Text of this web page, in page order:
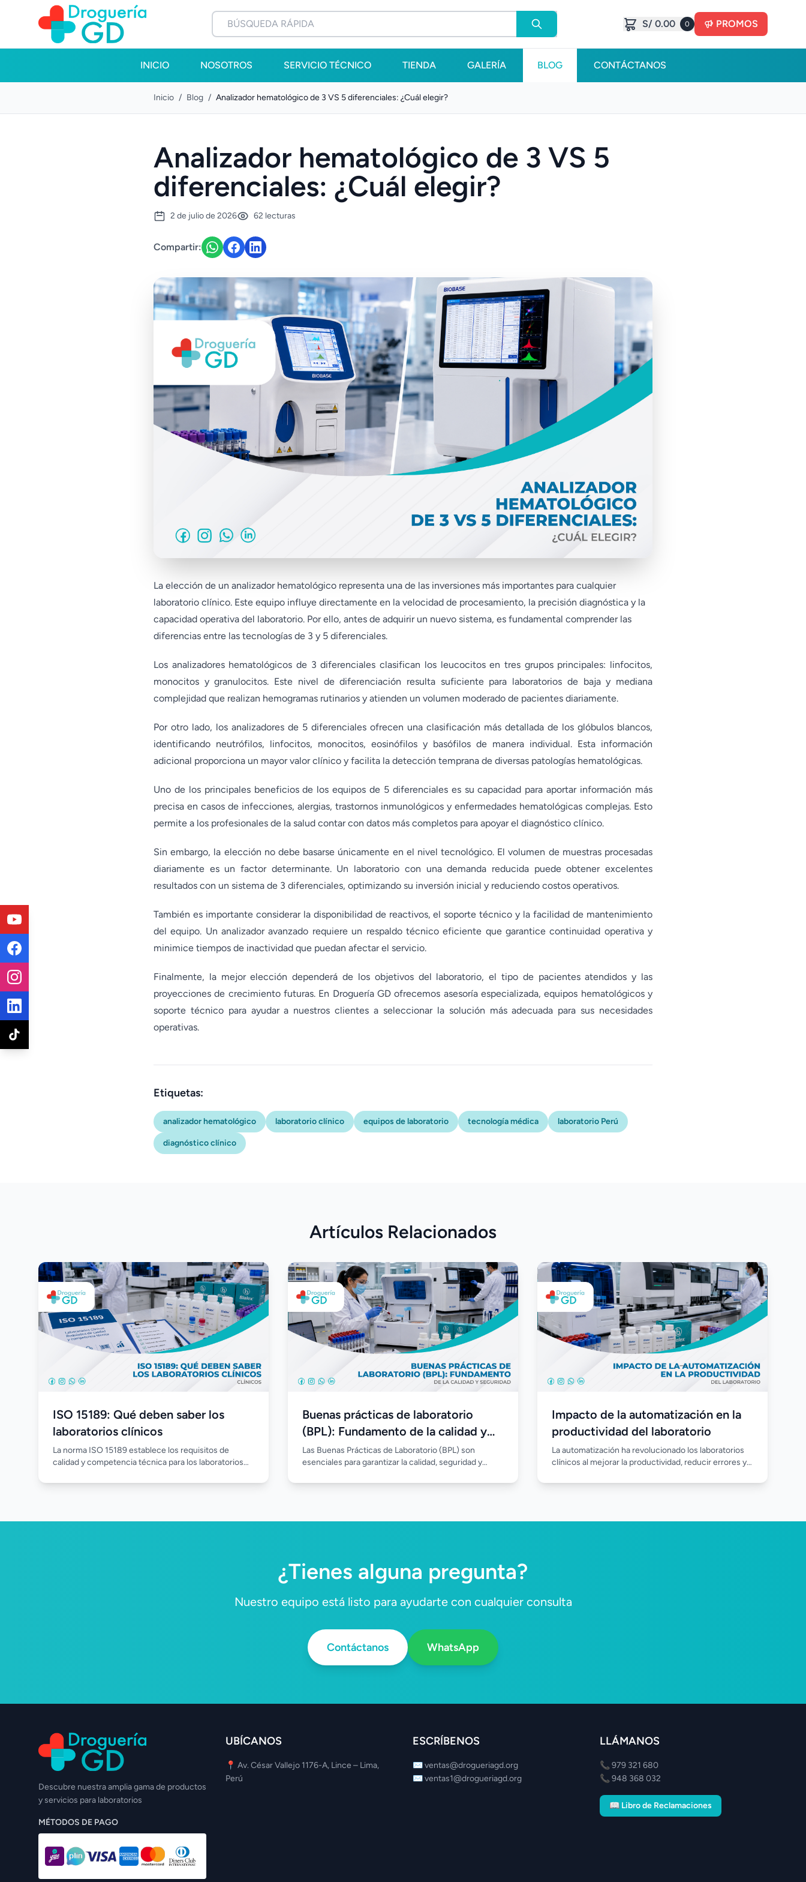
S/ 0.00 0 PROMOS
INICIO NOSOTROS SERVICIO TÉCNICO TIENDA GALERÍA BLOG CONTÁCTANOS
Inicio / Blog / Analizador hematológico de 3 VS 5 diferenciales: ¿Cuál elegir?
Analizador hematológico de 3 VS 5
diferenciales: ¿Cuál elegir?
2 de julio de 2026 62 lecturas
Compartir:
La elección de un analizador hematológico representa una de las inversiones más importantes para cualquier
laboratorio clínico. Este equipo influye directamente en la velocidad de procesamiento, la precisión diagnóstica y la
capacidad operativa del laboratorio. Por ello, antes de adquirir un nuevo sistema, es fundamental comprender las
diferencias entre las tecnologías de 3 y 5 diferenciales.
Los analizadores hematológicos de 3 diferenciales clasifican los leucocitos en tres grupos principales: linfocitos,
monocitos y granulocitos. Este nivel de diferenciación resulta suficiente para laboratorios de baja y mediana
complejidad que realizan hemogramas rutinarios y atienden un volumen moderado de pacientes diariamente.
Por otro lado, los analizadores de 5 diferenciales ofrecen una clasificación más detallada de los glóbulos blancos,
identificando neutrófilos, linfocitos, monocitos, eosinófilos y basófilos de manera individual. Esta información
adicional proporciona un mayor valor clínico y facilita la detección temprana de diversas patologías hematológicas.
Uno de los principales beneficios de los equipos de 5 diferenciales es su capacidad para aportar información más
precisa en casos de infecciones, alergias, trastornos inmunológicos y enfermedades hematológicas complejas. Esto
permite a los profesionales de la salud contar con datos más completos para apoyar el diagnóstico clínico.
Sin embargo, la elección no debe basarse únicamente en el nivel tecnológico. El volumen de muestras procesadas
diariamente es un factor determinante. Un laboratorio con una demanda reducida puede obtener excelentes
resultados con un sistema de 3 diferenciales, optimizando su inversión inicial y reduciendo costos operativos.
También es importante considerar la disponibilidad de reactivos, el soporte técnico y la facilidad de mantenimiento
del equipo. Un analizador avanzado requiere un respaldo técnico eficiente que garantice continuidad operativa y
minimice tiempos de inactividad que puedan afectar el servicio.
Finalmente, la mejor elección dependerá de los objetivos del laboratorio, el tipo de pacientes atendidos y las
proyecciones de crecimiento futuras. En Droguería GD ofrecemos asesoría especializada, equipos hematológicos y
soporte técnico para ayudar a nuestros clientes a seleccionar la solución más adecuada para sus necesidades
operativas.
Etiquetas:
analizador hematológico laboratorio clínico equipos de laboratorio tecnología médica laboratorio Perú
diagnóstico clínico
Artículos Relacionados
ISO 15189: Qué deben saber los
laboratorios clínicos
La norma ISO 15189 establece los requisitos de
calidad y competencia técnica para los laboratorios
mejora continua y resultados confiables. Su
confianza en cada análisis realizado.
Buenas prácticas de laboratorio
(BPL): Fundamento de la calidad y
seguridad
Las Buenas Prácticas de Laboratorio (BPL) son
esenciales para garantizar la calidad, seguridad y
implementación permite estandarizar procesos,
pacientes.
Impacto de la automatización en la
productividad del laboratorio
La automatización ha revolucionado los laboratorios
clínicos al mejorar la productividad, reducir errores y
equipos automatizados permite optimizar los
demandas del diagnóstico clínico.
¿Tienes alguna pregunta?
Nuestro equipo está listo para ayudarte con cualquier consulta
Contáctanos WhatsApp
Descubre nuestra amplia gama de productos
y servicios para laboratorios
MÉTODOS DE PAGO
UBÍCANOS
📍 Av. César Vallejo 1176-A, Lince – Lima,
Perú
ESCRÍBENOS
✉️ventas@drogueriagd.org
✉️ventas1@drogueriagd.org
LLÁMANOS
📞 979 321 680
📞 948 368 032
📖 Libro de Reclamaciones